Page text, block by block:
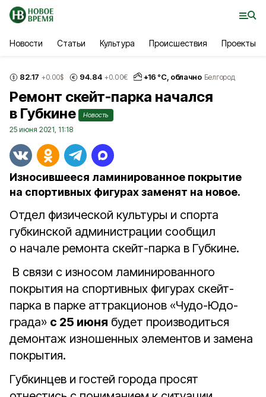
Новости Статьи Культура Происшествия Проекты
82.17 +0.00$ 94.84 +0.00€ +16 °С, облачно Белгород
Ремонт скейт-парка начался
в Губкине
Новость
25 июня 2021, 11:18
Износившееся ламинированное покрытие
на спортивных фигурах заменят на новое.
Отдел физической культуры и спорта
губкинской администрации сообщил
о начале ремонта скейт-парка в Губкине.
В связи с износом ламинированного
покрытия на спортивных фигурах скейт-
парка в парке аттракционов «Чудо-Юдо-
града» с 25 июня будет производиться
демонтаж изношенных элементов и замена
покрытия.
Губкинцев и гостей города просят